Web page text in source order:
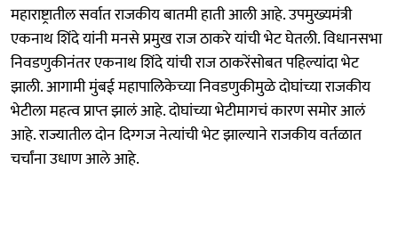
महाराष्ट्रातील सर्वात राजकीय बातमी हाती आली आहे. उपमुख्यमंत्री
एकनाथ शिंदे यांनी मनसे प्रमुख राज ठाकरे यांची भेट घेतली. विधानसभा
निवडणुकीनंतर एकनाथ शिंदे यांची राज ठाकरेंसोबत पहिल्यांदा भेट
झाली. आगामी मुंबई महापालिकेच्या निवडणुकीमुळे दोघांच्या राजकीय
भेटीला महत्व प्राप्त झालं आहे. दोघांच्या भेटीमागचं कारण समोर आलं
आहे. राज्यातील दोन दिग्गज नेत्यांची भेट झाल्याने राजकीय वर्तळात
चर्चांना उधाण आले आहे.